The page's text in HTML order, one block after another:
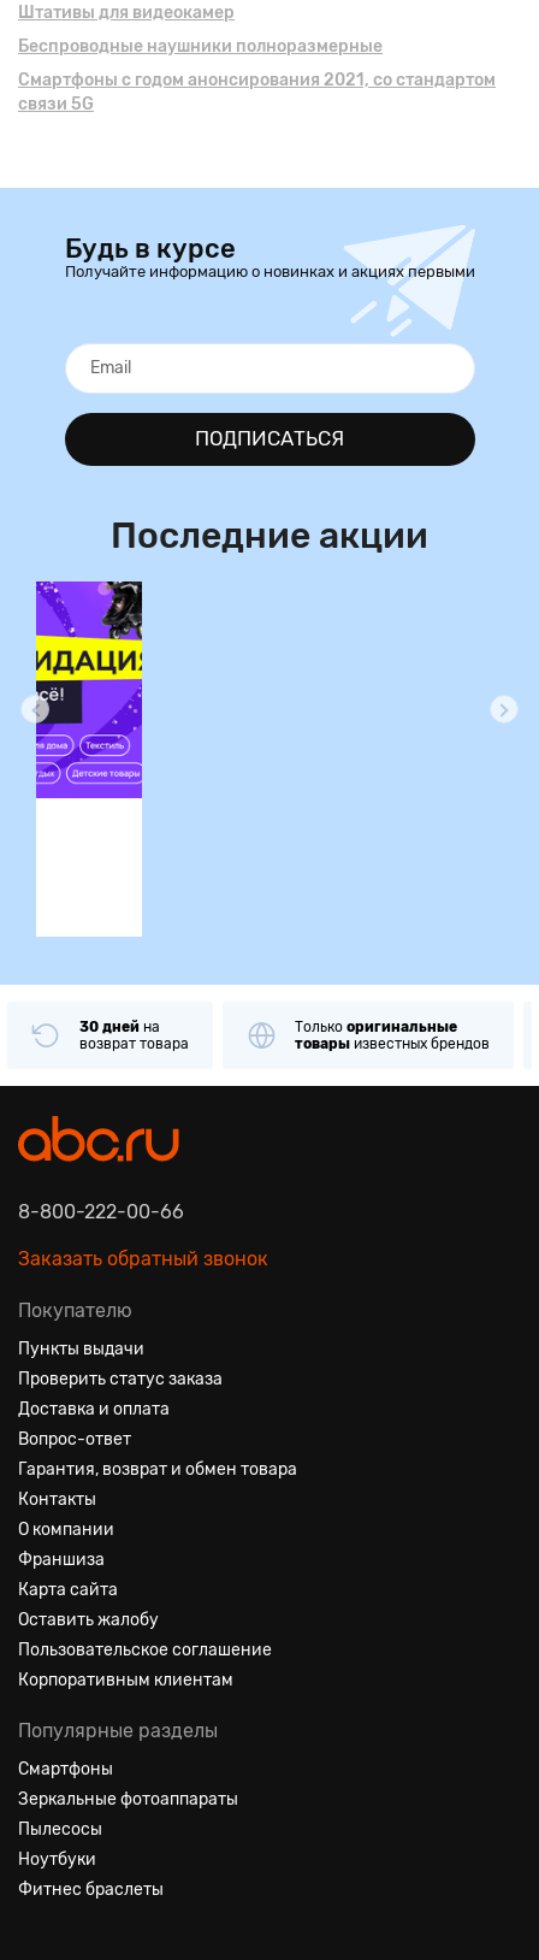
Штативы для видеокамер
Беспроводные наушники полноразмерные
Смартфоны с годом анонсирования 2021, cо стандартом
связи 5G
Будь в курсе
Получайте информацию о новинках и акциях первыми
ПОДПИСАТЬСЯ
Последние акции
30 дней на
возврат товара
Только оригинальные
товары известных брендов
8-800-222-00-66
Заказать обратный звонок
Покупателю
Пункты выдачи
Проверить статус заказа
Доставка и оплата
Вопрос-ответ
Гарантия, возврат и обмен товара
Контакты
О компании
Франшиза
Карта сайта
Оставить жалобу
Пользовательское соглашение
Корпоративным клиентам
Популярные разделы
Смартфоны
Зеркальные фотоаппараты
Пылесосы
Ноутбуки
Фитнес браслеты